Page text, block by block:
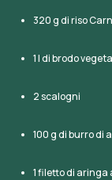
320 g di riso
1 l di brodo
2 scalogni
100 g di burro di
1 filetto di